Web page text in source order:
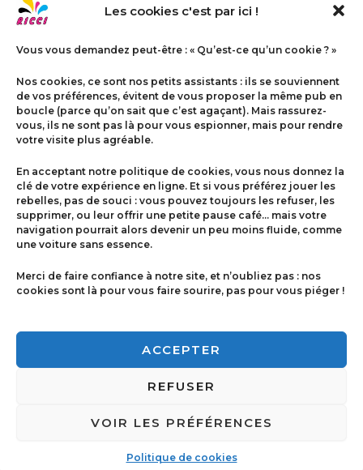
Les cookies c'est par ici !
Vous vous demandez peut-être : « Qu’est-ce qu’un cookie ? »
Nos cookies, ce sont nos petits assistants : ils se souviennent
de vos préférences, évitent de vous proposer la même pub en
boucle (parce qu’on sait que c’est agaçant). Mais rassurez-
vous, ils ne sont pas là pour vous espionner, mais pour rendre
votre visite plus agréable.
En acceptant notre politique de cookies, vous nous donnez la
clé de votre expérience en ligne. Et si vous préférez jouer les
rebelles, pas de souci : vous pouvez toujours les refuser, les
supprimer, ou leur offrir une petite pause café… mais votre
navigation pourrait alors devenir un peu moins fluide, comme
une voiture sans essence.
Merci de faire confiance à notre site, et n’oubliez pas : nos
cookies sont là pour vous faire sourire, pas pour vous piéger !
ACCEPTER
REFUSER
VOIR LES PRÉFÉRENCES
Politique de cookies
Contact
Politique de cookies
Copyright © 2026 Imprimerie Ricci | Powered by